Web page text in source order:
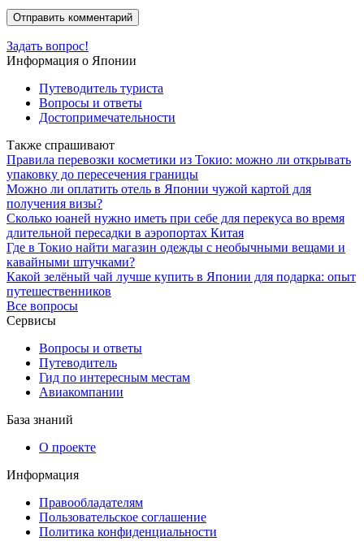
Задать вопрос!
Информация о Японии
Путеводитель туриста
Вопросы и ответы
Достопримечательности
Также спрашивают
Правила перевозки косметики из Токио: можно ли открывать
упаковку до пересечения границы
Можно ли оплатить отель в Японии чужой картой для
получения визы?
Сколько юаней нужно иметь при себе для перекуса во время
длительной пересадки в аэропортах Китая
Где в Токио найти магазин одежды с необычными вещами и
кавайными штучками?
Какой зелёный чай лучше купить в Японии для подарка: опыт
путешественников
Все вопросы
Сервисы
Вопросы и ответы
Путеводитель
Гид по интересным местам
Авиакомпании
База знаний
О проекте
Информация
Правообладателям
Пользовательское соглашение
Политика конфиденциальности